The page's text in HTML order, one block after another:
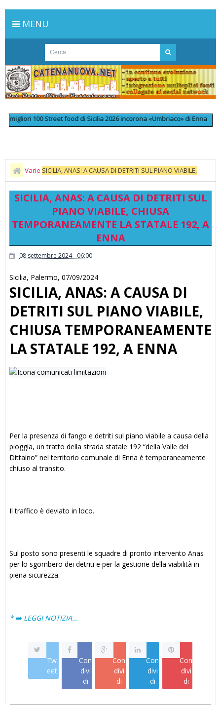
MENU
100 Street food di Sicilia 2026 incorona «Umbriaco» di Enna >>
Varie SICILIA, ANAS: A CAUSA DI DETRITI SUL PIANO VIABILE,
CHIUSA TEMPORANEAMENTE LA STATALE 192, A ENNA
SICILIA, ANAS: A CAUSA DI DETRITI SUL
PIANO VIABILE, CHIUSA
TEMPORANEAMENTE LA STATALE 192, A
ENNA
08 settembre 2024 - 06:00
Sicilia, Palermo, 07/09/2024
SICILIA, ANAS: A CAUSA DI
DETRITI SUL PIANO VIABILE,
CHIUSA TEMPORANEAMENTE
LA STATALE 192, A ENNA
Per la presenza di fango e detriti sul piano viabile a causa della
pioggia, un tratto della strada statale 192 “della Valle del
Dittaino” nel territorio comunale di Enna è temporaneamente
chiuso al transito.
Il traffico è deviato in loco.
Sul posto sono presenti le squadre di pronto intervento Anas
per lo sgombero dei detriti e per la gestione della viabilità in
piena sicurezza.
* ➡️ LEGGI NOTIZIA...
Tw
eet
Con
divi
di
Con
divi
di
Con
divi
di
Con
divi
di